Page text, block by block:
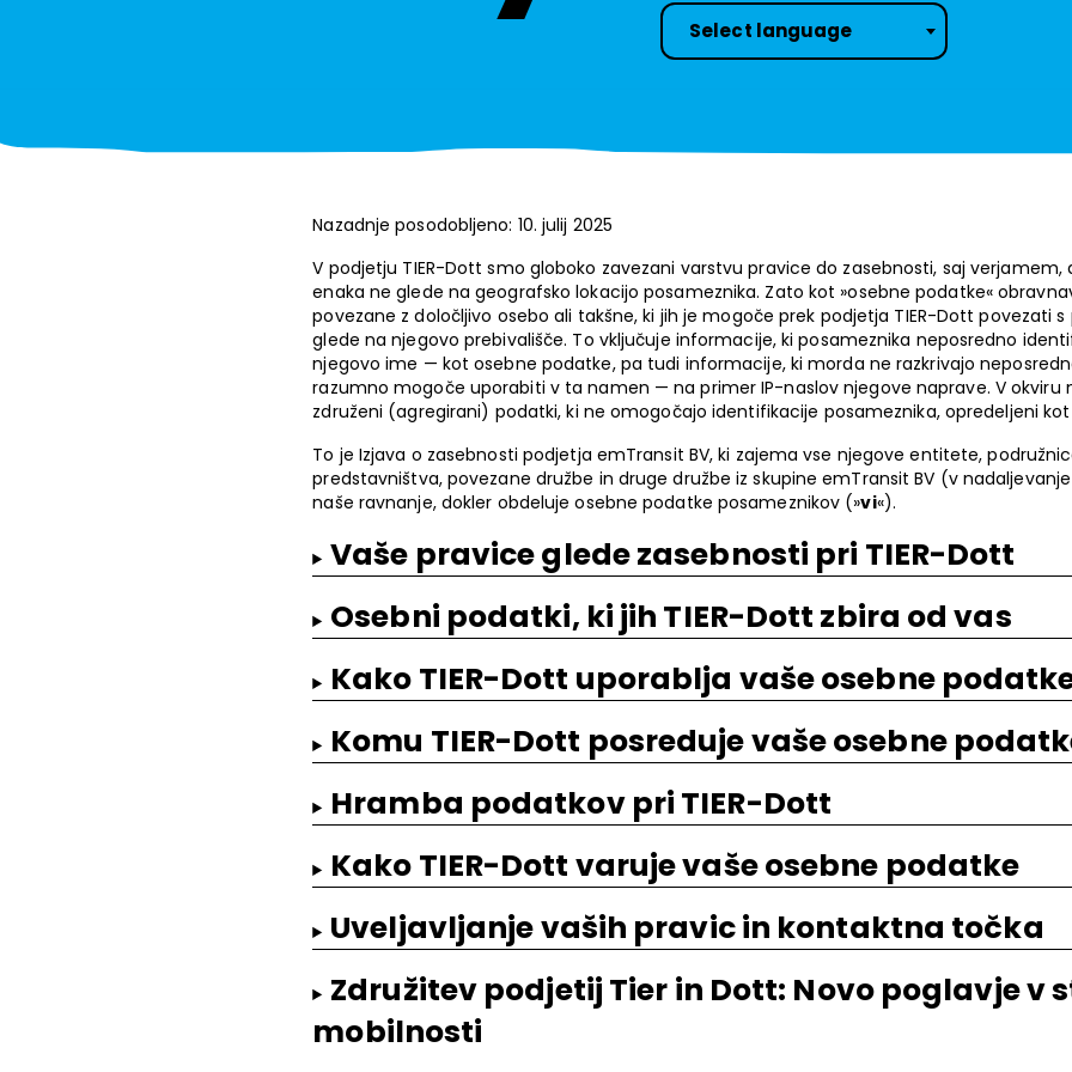
Select language
Nazadnje posodobljeno: 10. julij 2025
V podjetju TIER-Dott smo globoko zavezani varstvu pravice do zasebnosti, saj
enaka ne glede na geografsko lokacijo posameznika. Zato kot »osebne podatke«
povezane z določljivo osebo ali takšne, ki jih je mogoče prek podjetja TIER-Dott povezati
glede na njegovo prebivališče. To vključuje informacije, ki posameznika neposredno
njegovo ime — kot osebne podatke, pa tudi informacije, ki morda ne razkrivajo
razumno mogoče uporabiti v ta namen — na primer IP-naslov njegove naprave. V okviru
združeni (agregirani) podatki, ki ne omogočajo identifikacije posameznika, opredeljeni
To je Izjava o zasebnosti podjetja emTransit BV, ki zajema vse njegove entitete,
predstavništva, povezane družbe in druge družbe iz skupine emTransit BV (v nadaljevanje
naše ravnanje, dokler obdeluje osebne podatke posameznikov (»vi«).
Vaše pravice glede zasebnosti pri TIER-Dott
Osebni podatki, ki jih TIER-Dott zbira od vas
Kako TIER-Dott uporablja vaše osebne
Komu TIER-Dott posreduje vaše osebne
Hramba podatkov pri TIER-Dott
Kako TIER-Dott varuje vaše osebne podatke
Uveljavljanje vaših pravic in kontaktna točka
Združitev podjetij Tier in Dott: Novo poglavje v
mobilnosti